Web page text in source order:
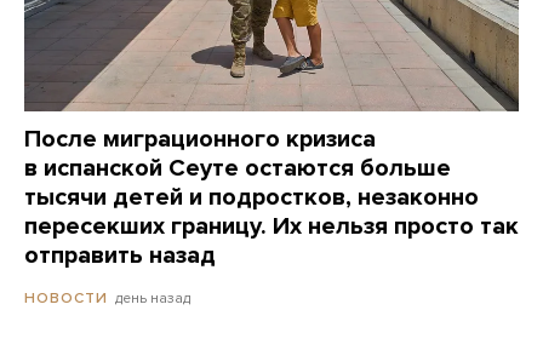
После миграционного кризиса
в испанской Сеуте остаются больше
тысячи детей и подростков, незаконно
пересекших границу. Их нельзя просто так
отправить назад
НОВОСТИ день назад